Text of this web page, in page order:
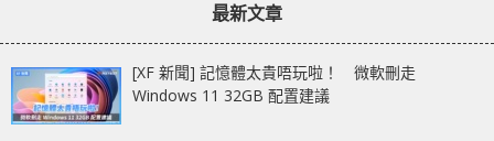
Macbook、Watch
最新文章
[XF 新聞] 記憶體太貴唔玩啦！ 微軟刪走
Windows 11 32GB 配置建議